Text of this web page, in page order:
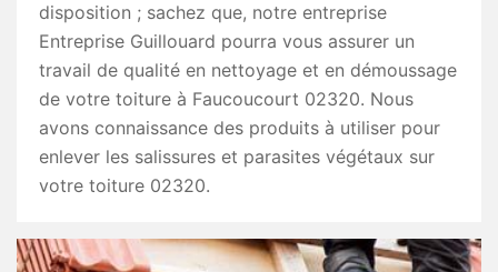
disposition ; sachez que, notre entreprise
Entreprise Guillouard pourra vous assurer un
travail de qualité en nettoyage et en démoussage
de votre toiture à Faucoucourt 02320. Nous
avons connaissance des produits à utiliser pour
enlever les salissures et parasites végétaux sur
votre toiture 02320.